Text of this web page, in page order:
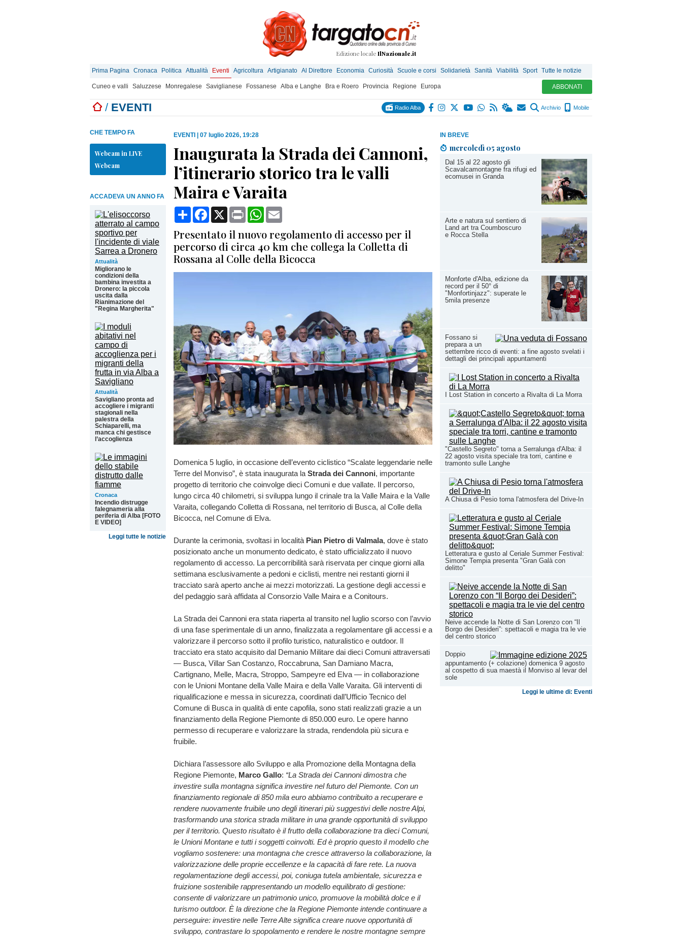
Edizione locale IlNazionale.it
Prima Pagina Cronaca Politica Attualità Eventi Agricoltura Artigianato Al Direttore Economia Curiosità Scuole e corsi Solidarietà Sanità Viabilità Sport Tutte le notizie
Cuneo e valli Saluzzese Monregalese Saviglianese Fossanese Alba e Langhe Bra e Roero Provincia Regione Europa ABBONATI
/ EVENTI Radio Alba Archivio Mobile
IN BREVE
mercoledì 05 agosto
Dal 15 al 22 agosto gli
Scavalcamontagne fra rifugi ed
ecomusei in Granda
Arte e natura sul sentiero di
Land art tra Coumboscuro
e Rocca Stella
Monforte d'Alba, edizione da
record per il 50° di
"Monfortinjazz": superate le
5mila presenze
Fossano si
prepara a un
settembre ricco di eventi: a fine agosto svelati i
dettagli dei principali appuntamenti
I Lost Station in concerto a Rivalta di La Morra
"Castello Segreto" torna a Serralunga d'Alba: il
22 agosto visita speciale tra torri, cantine e
tramonto sulle Langhe
A Chiusa di Pesio torna l'atmosfera del Drive-In
Letteratura e gusto al Ceriale Summer Festival:
Simone Tempia presenta "Gran Galà con
delitto"
Neive accende la Notte di San Lorenzo con “Il
Borgo dei Desideri”: spettacoli e magia tra le vie
del centro storico
Doppio
appuntamento (+ colazione) domenica 9 agosto
al cospetto di sua maestà il Monviso al levar del
sole
Leggi le ultime di: Eventi
CHE TEMPO FA
Webcam in LIVE
Webcam
ACCADEVA UN ANNO FA
Attualità
Migliorano le
condizioni della
bambina investita a
Dronero: la piccola
uscita dalla
Rianimazione del
"Regina Margherita"
Attualità
Savigliano pronta ad
accogliere i migranti
stagionali nella
palestra della
Schiaparelli, ma
manca chi gestisce
l’accoglienza
Cronaca
Incendio distrugge
falegnameria alla
periferia di Alba [FOTO
E VIDEO]
Leggi tutte le notizie
EVENTI 07 luglio 2026, 19:28
Inaugurata la Strada dei Cannoni,
l’itinerario storico tra le valli
Maira e Varaita
CondividiFacebook
X Print WhatsApp
Presentato il nuovo regolamento di accesso per il
percorso di circa 40 km che collega la Colletta di
Rossana al Colle della Bicocca
Domenica 5 luglio, in occasione dell’evento ciclistico “Scalate leggendarie nelle
Terre del Monviso”, è stata inaugurata la Strada dei Cannoni, importante
progetto di territorio che coinvolge dieci Comuni e due vallate. Il percorso,
lungo circa 40 chilometri, si sviluppa lungo il crinale tra la Valle Maira e la Valle
Varaita, collegando Colletta di Rossana, nel territorio di Busca, al Colle della
Bicocca, nel Comune di Elva.
Durante la cerimonia, svoltasi in località Pian Pietro di Valmala, dove è stato
posizionato anche un monumento dedicato, è stato ufficializzato il nuovo
regolamento di accesso. La percorribilità sarà riservata per cinque giorni alla
settimana esclusivamente a pedoni e ciclisti, mentre nei restanti giorni il
tracciato sarà aperto anche ai mezzi motorizzati. La gestione degli accessi e
del pedaggio sarà affidata al Consorzio Valle Maira e a Conitours.
La Strada dei Cannoni era stata riaperta al transito nel luglio scorso con l’avvio
di una fase sperimentale di un anno, finalizzata a regolamentare gli accessi e a
valorizzare il percorso sotto il profilo turistico, naturalistico e outdoor. Il
tracciato era stato acquisito dal Demanio Militare dai dieci Comuni attraversati
— Busca, Villar San Costanzo, Roccabruna, San Damiano Macra,
Cartignano, Melle, Macra, Stroppo, Sampeyre ed Elva — in collaborazione
con le Unioni Montane della Valle Maira e della Valle Varaita. Gli interventi di
riqualificazione e messa in sicurezza, coordinati dall’Ufficio Tecnico del
Comune di Busca in qualità di ente capofila, sono stati realizzati grazie a un
finanziamento della Regione Piemonte di 850.000 euro. Le opere hanno
permesso di recuperare e valorizzare la strada, rendendola più sicura e
fruibile.
Dichiara l’assessore allo Sviluppo e alla Promozione della Montagna della
Regione Piemonte, Marco Gallo: “La Strada dei Cannoni dimostra che
investire sulla montagna significa investire nel futuro del Piemonte. Con un
finanziamento regionale di 850 mila euro abbiamo contribuito a recuperare e
rendere nuovamente fruibile uno degli itinerari più suggestivi delle nostre Alpi,
trasformando una storica strada militare in una grande opportunità di sviluppo
per il territorio. Questo risultato è il frutto della collaborazione tra dieci Comuni,
le Unioni Montane e tutti i soggetti coinvolti. Ed è proprio questo il modello che
vogliamo sostenere: una montagna che cresce attraverso la collaborazione, la
valorizzazione delle proprie eccellenze e la capacità di fare rete. La nuova
regolamentazione degli accessi, poi, coniuga tutela ambientale, sicurezza e
fruizione sostenibile rappresentando un modello equilibrato di gestione:
consente di valorizzare un patrimonio unico, promuove la mobilità dolce e il
turismo outdoor. È la direzione che la Regione Piemonte intende continuare a
perseguire: investire nelle Terre Alte significa creare nuove opportunità di
sviluppo, contrastare lo spopolamento e rendere le nostre montagne sempre